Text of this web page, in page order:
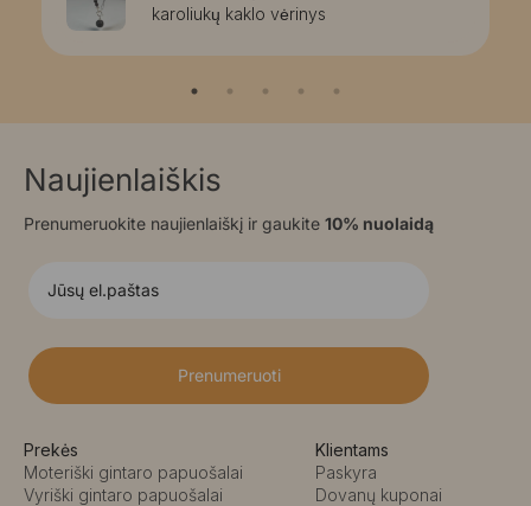
karoliukų kaklo vėrinys
Naujienlaiškis
Prenumeruokite naujienlaiškį ir gaukite 10% nuolaidą
Prenumeruoti
Prekės
Moteriški gintaro papuošalai
Vyriški gintaro papuošalai
Klientams
Paskyra
Dovanų kuponai